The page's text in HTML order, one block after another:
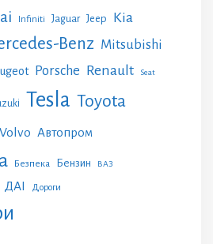
Infiniti Jaguar Jeep Kia
Benz Mitsubishi
Porsche Renault Seat
Tesla Toyota
Volvo Автопром
Безпека Бензин ВАЗ
ДАІ Дороги